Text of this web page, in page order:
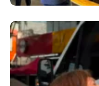
​Segurança
Moradores Do